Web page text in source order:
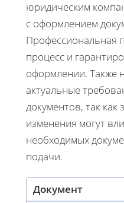
юридическим
с оформлением
Профессиональная
процесс и
оформлении. Также
актуальные
документов, так как
изменения могут
необходимых
подачи.
Документ